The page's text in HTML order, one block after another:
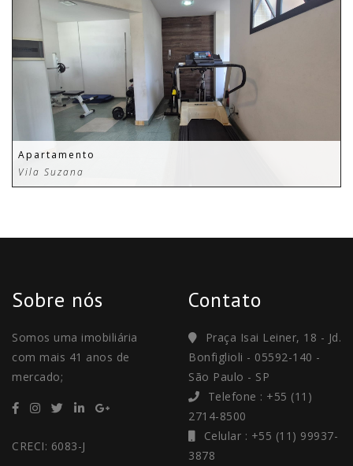
Apartamento
Vila Suzana
Sobre nós
Somos uma imobiliária
com mais 41 anos de
mercado;
CRECI: 6083-J
Contato
Praça Isai Leiner, 18 - Jd.
Bonfiglioli - 05592-140 -
São Paulo - SP
Telefone : +55 (11)
2714-8500
Celular : +55 (11) 99937-
3878